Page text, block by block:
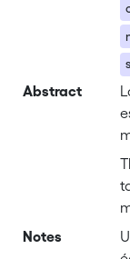
Abstract
Notes